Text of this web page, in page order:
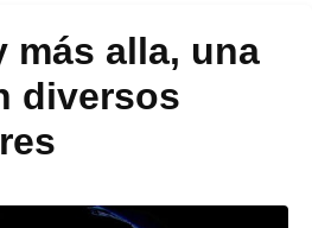
más alla, una
diversos